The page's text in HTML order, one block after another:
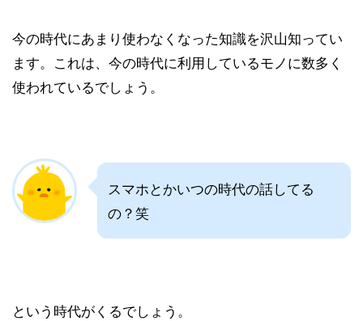
今の時代にあまり使わなくなった知識を沢山知ってい
ます。これは、今の時代に利用しているモノに数多く
使われているでしょう。
スマホとかいつの時代の話してる
の？笑
という時代がくるでしょう。